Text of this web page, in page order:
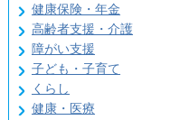
健康保険・年金
高齢者支援・介護
障がい支援
子ども・子育て
くらし
健康・医療